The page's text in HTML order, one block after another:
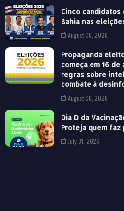
Cinco candidatos
Bahia nas
August 06, 2026
Propaganda
começa em 16
regras sobre
combate à
August 06, 2026
Dia D da
Proteja quem faz
July 31, 2026